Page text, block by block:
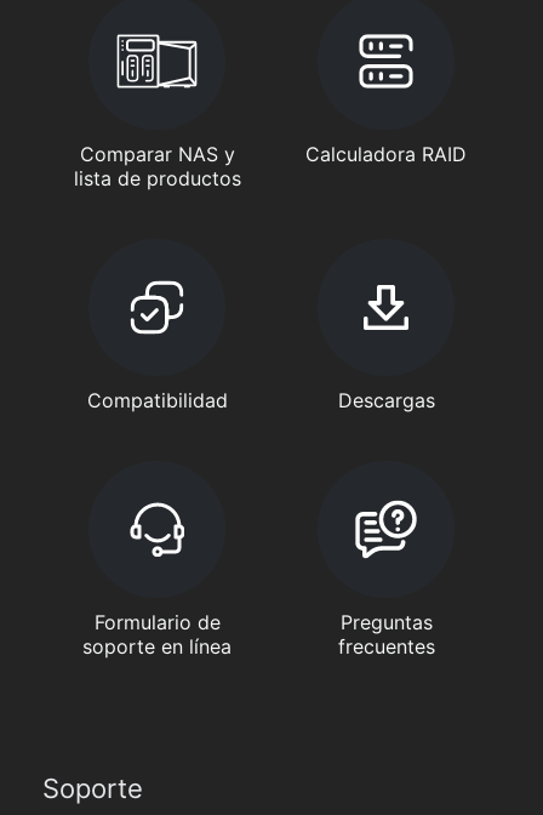
Comparar NAS y
lista de productos
Calculadora RAID
Compatibilidad Descargas
Formulario de
soporte en línea
Preguntas
frecuentes
Soporte